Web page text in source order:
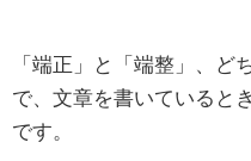
「端正」と「端整」、ど
で、文章を書いていると
です。